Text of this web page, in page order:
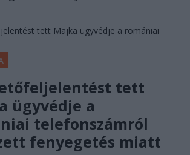
tett
ügyvédje a
telefonszámról
fenyegetés miatt